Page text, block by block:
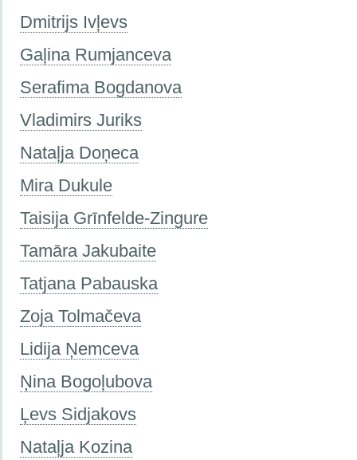
Dmitrijs Ivļevs
Gaļina Rumjanceva
Serafima Bogdanova
Vladimirs Juriks
Nataļja Doņeca
Mira Dukule
Taisija Grīnfelde-Zingure
Tamāra Jakubaite
Tatjana Pabauska
Zoja Tolmačeva
Lidija Ņemceva
Ņina Bogoļubova
Ļevs Sidjakovs
Nataļja Kozina